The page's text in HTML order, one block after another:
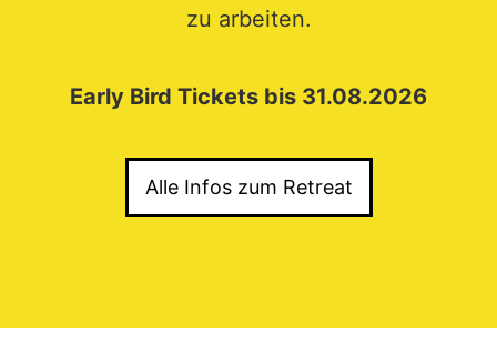
zu arbeiten.
Early Bird Tickets bis 31.08.2026
Alle Infos zum Retreat